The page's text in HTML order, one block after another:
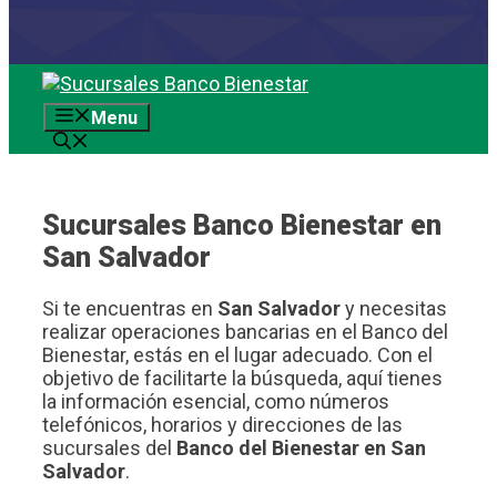
Saltar
contenidoMenu
Sucursales Banco Bienestar en
San Salvador
Si te encuentras en San Salvadory necesitas
realizar operaciones bancarias en el Banco del
Bienestar, estás en el lugar adecuado. Con el
objetivo de facilitarte la búsqueda, aquí tienes
la información esencial, como números
telefónicos, horarios y direcciones de las
sucursales del Banco del Bienestar en San
Salvador.